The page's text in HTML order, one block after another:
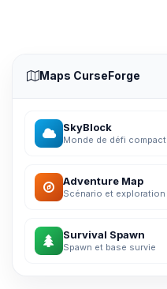
Maps CurseForge
SkyBlock
Monde de défi compact
Adventure Map
Scénario et exploration
Survival Spawn
Spawn et base survie